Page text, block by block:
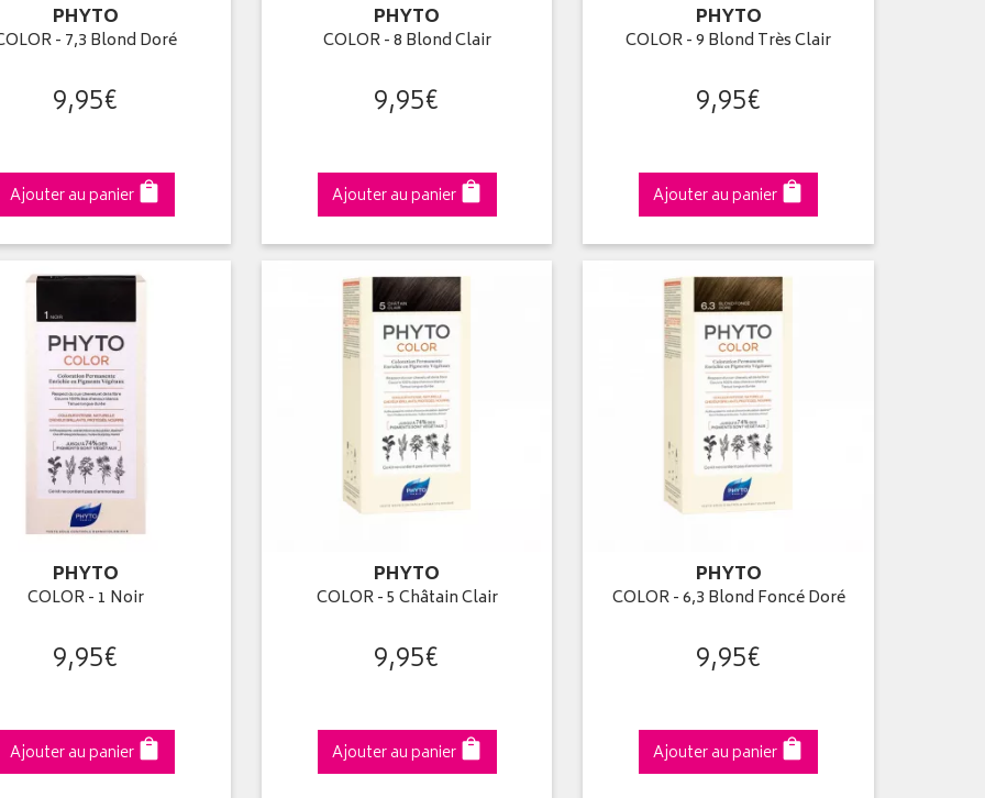
PHYTO
- 7,3 Blond Doré
9,95€
Ajouter au panier
PHYTO
COLOR - 8 Blond Clair
9,95€
Ajouter au panier
PHYTO
COLOR - 9 Blond Très Clair
9,95€
Ajouter au panier
PHYTO
COLOR - 1 Noir
9,95€
Ajouter au panier
PHYTO
COLOR - 5 Châtain Clair
9,95€
Ajouter au panier
PHYTO
COLOR - 6,3 Blond Foncé Doré
9,95€
Ajouter au panier